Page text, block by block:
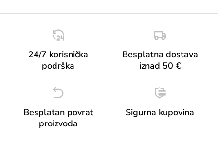
24/7 korisnička
podrška
Besplatna dostava
iznad 50 €
Besplatan povrat
proizvoda
Sigurna kupovina